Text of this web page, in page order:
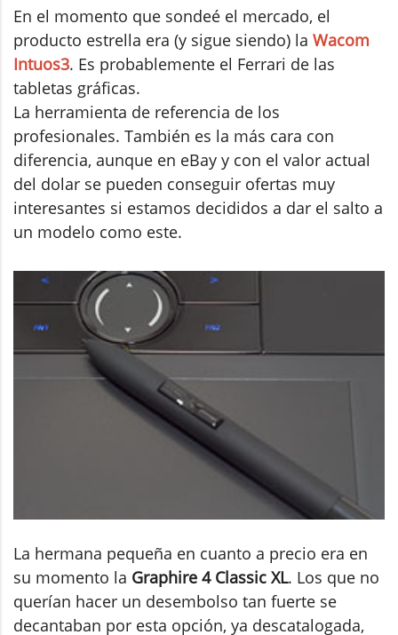
En el momento que sondeé el mercado, el
producto estrella era (y sigue siendo) la Wacom
Intuos3. Es probablemente el Ferrari de las
tabletas gráficas.
La herramienta de referencia de los
profesionales. También es la más cara con
diferencia, aunque en eBay y con el valor actual
del dolar se pueden conseguir ofertas muy
interesantes si estamos decididos a dar el salto a
un modelo como este.
La hermana pequeña en cuanto a precio era en
su momento la Graphire 4 Classic XL. Los que no
querían hacer un desembolso tan fuerte se
decantaban por esta opción, ya descatalogada,